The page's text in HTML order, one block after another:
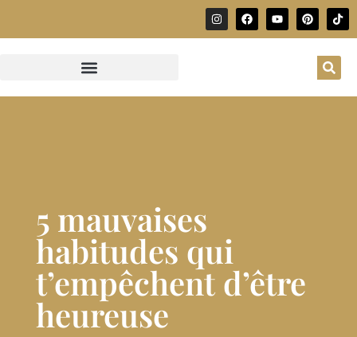
5 mauvaises
habitudes qui
t’empêchent d’être
heureuse